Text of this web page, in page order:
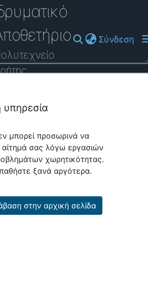
Σύνδεση
υπηρεσία
μπορεί προσωρινά να
αίτημά σας λόγω εργασιών
χωρητικότητας.
ξανά αργότερα.
στην αρχική σελίδα